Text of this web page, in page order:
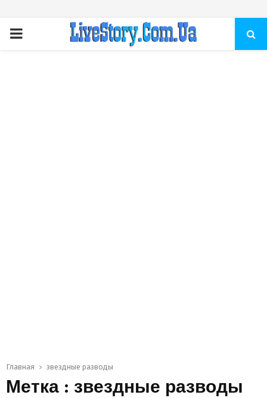
ПЕРВИЧНОЕ
Главная звездные разводы
Метка : звездные разводы